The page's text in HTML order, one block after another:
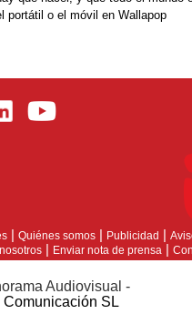
portátil o el móvil en Wallapop
| Quiénes somos| Publicidad |
nosotros | Enviar nota de prensa |
Audiovisual -
SL